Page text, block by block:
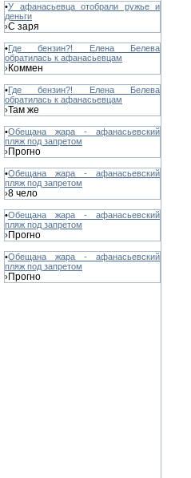
•У афанасьевца отобрали ружье и
деньги
›С заря
•Где бензин?! Елена Белева
обратилась к афанасьевцам
›Коммен
•Где бензин?! Елена Белева
обратилась к афанасьевцам
›Там же
•Обещана жара - афанасьевский
пляж под запретом
›Прогно
•Обещана жара - афанасьевский
пляж под запретом
›8 чело
•Обещана жара - афанасьевский
пляж под запретом
›Прогно
•Обещана жара - афанасьевский
пляж под запретом
›Прогно